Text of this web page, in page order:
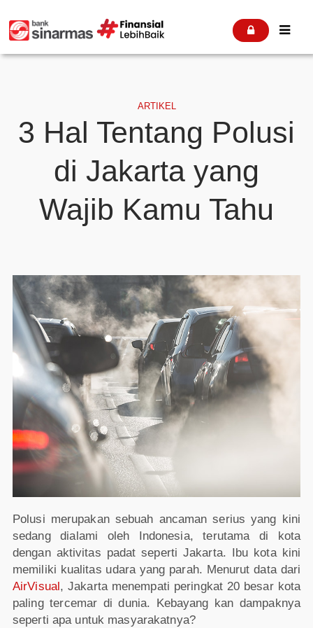
 
ARTIKEL
3 Hal Tentang Polusi
di Jakarta yang
Wajib Kamu Tahu
Polusi merupakan sebuah ancaman serius yang kini
sedang dialami oleh Indonesia, terutama di kota
dengan aktivitas padat seperti Jakarta. Ibu kota kini
memiliki kualitas udara yang parah. Menurut data dari
AirVisual, Jakarta menempati peringkat 20 besar kota
paling tercemar di dunia. Kebayang kan dampaknya
seperti apa untuk masyarakatnya?